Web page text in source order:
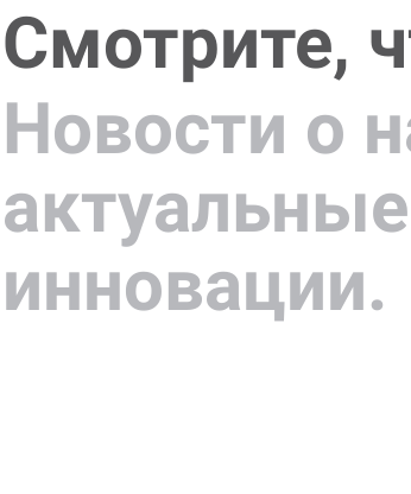
Смотрите,
Новости о
инновации.